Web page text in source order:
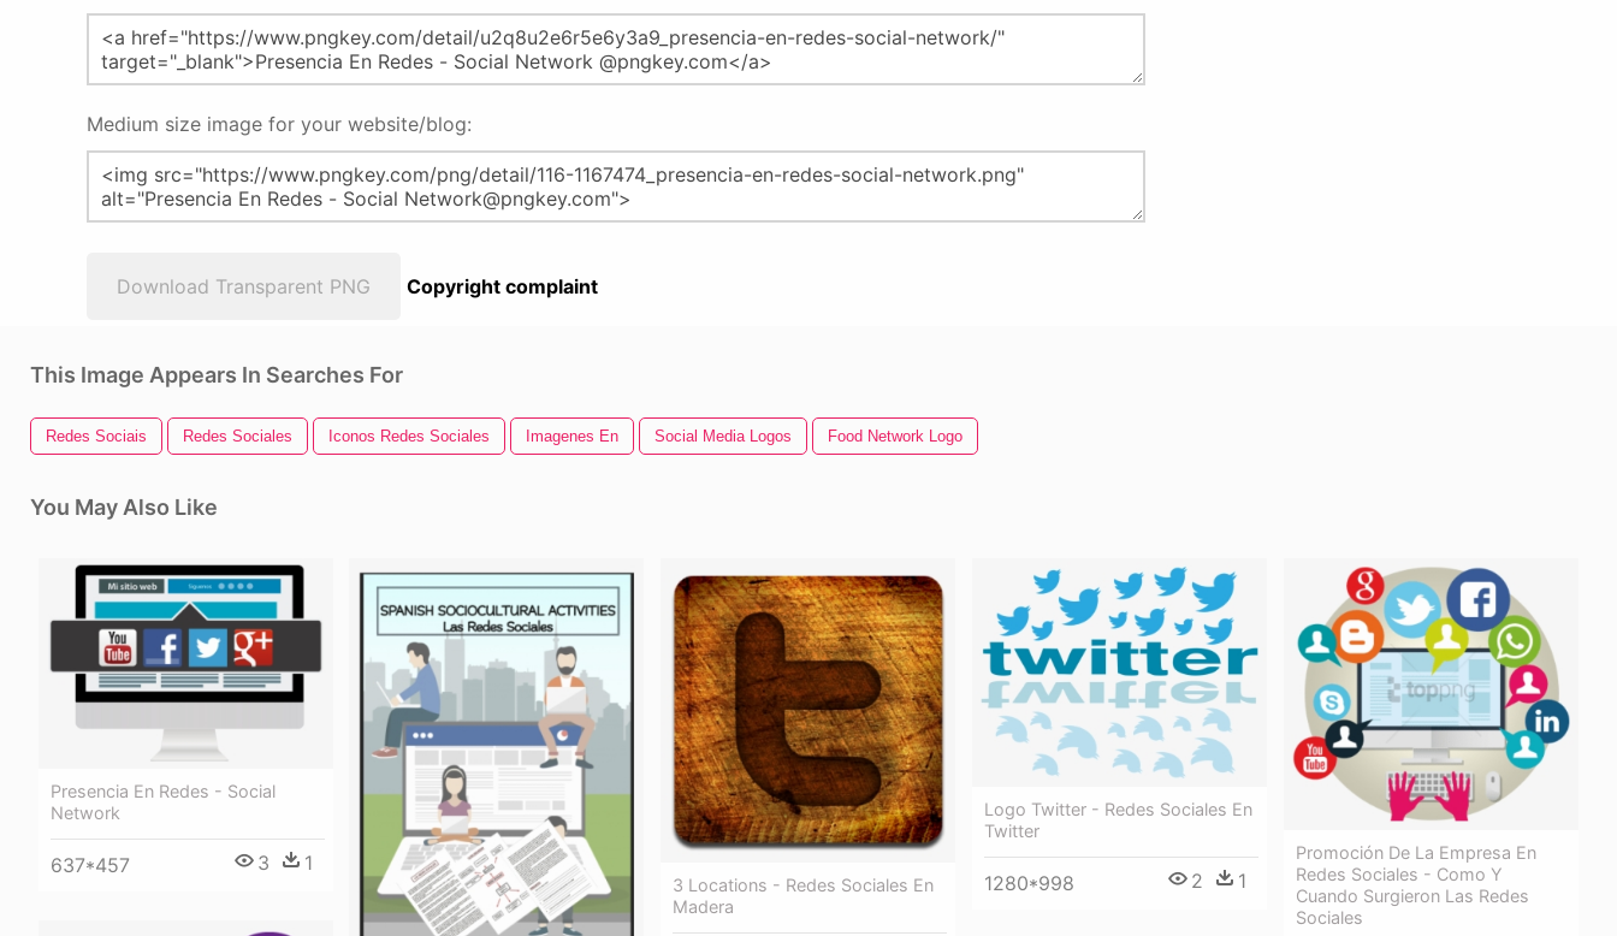
Medium size image for your website/blog:
Download Transparent PNG Copyright complaint
This Image Appears In Searches For
Redes Sociais Redes Sociales Iconos Redes Sociales Imagenes En Social Media Logos Food Network Logo
You May Also Like
Presencia En Redes - Social
Network
637*457 3 1
3 Locations - Redes Sociales En
Madera
Logo Twitter - Redes Sociales En
Twitter
1280*998 2 1
Promoción De La Empresa En
Redes Sociales - Como Y
Cuando Surgieron Las Redes
Sociales